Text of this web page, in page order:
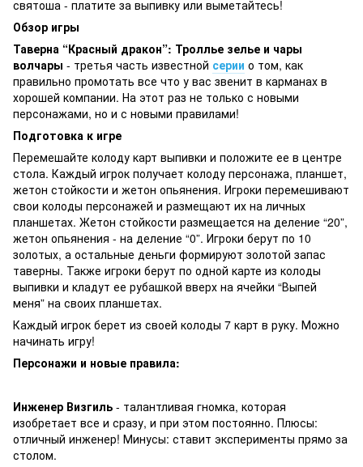
святоша - платите за выпивку или выметайтесь!
Обзор игры
Таверна “Красный дракон”: Троллье зелье и чары
волчары - третья часть известной серии о том, как
правильно промотать все что у вас звенит в карманах в
хорошей компании. На этот раз не только с новыми
персонажами, но и с новыми правилами!
Подготовка к игре
Перемешайте колоду карт выпивки и положите ее в центре
стола. Каждый игрок получает колоду персонажа, планшет,
жетон стойкости и жетон опьянения. Игроки перемешивают
свои колоды персонажей и размещают их на личных
планшетах. Жетон стойкости размещается на деление “20”,
жетон опьянения - на деление “0”. Игроки берут по 10
золотых, а остальные деньги формируют золотой запас
таверны. Также игроки берут по одной карте из колоды
выпивки и кладут ее рубашкой вверх на ячейки “Выпей
меня” на своих планшетах.
Каждый игрок берет из своей колоды 7 карт в руку. Можно
начинать игру!
Персонажи и новые правила:
Инженер Визгиль - талантливая гномка, которая
изобретает все и сразу, и при этом постоянно. Плюсы:
отличный инженер! Минусы: ставит эксперименты прямо за
столом.